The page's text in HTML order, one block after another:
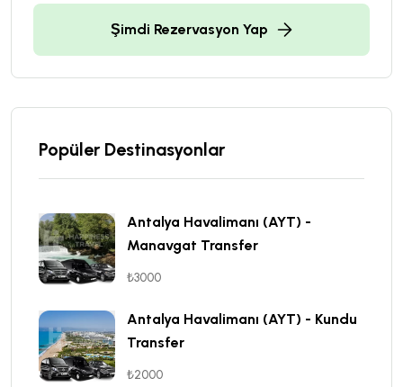
Şimdi Rezervasyon Yap
Popüler Destinasyonlar
Antalya Havalimanı (AYT) -
Manavgat Transfer
₺3000
Antalya Havalimanı (AYT) - Kundu
Transfer
₺2000